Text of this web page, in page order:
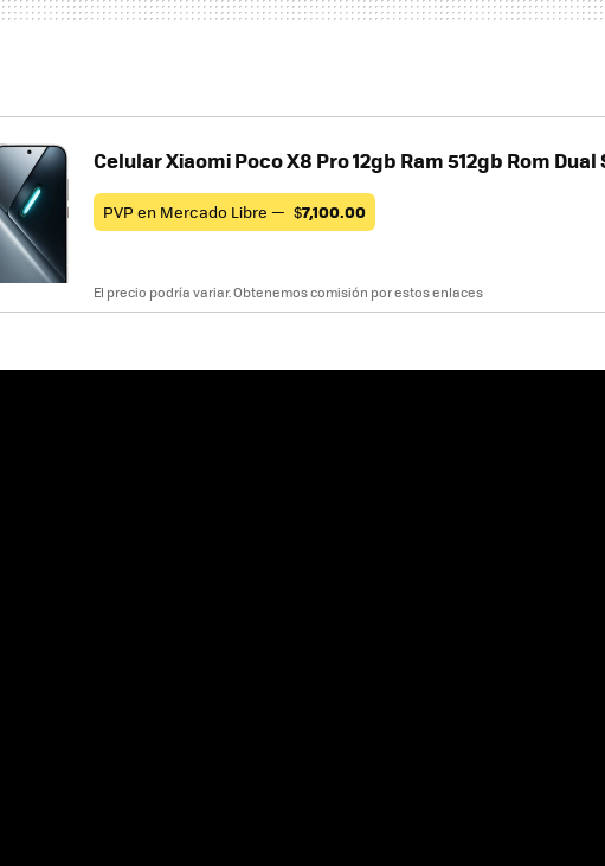
Celular Xiaomi Poco X8 Pro 12gb Ram 512gb Rom Dual
PVP en Mercado Libre — $7,100.00
El precio podría variar. Obtenemos comisión por estos enlaces